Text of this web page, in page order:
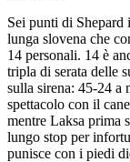
Sei punti di Shepard
lunga slovena che
14 personali. 14 è
tripla di serata delle
sulla sirena: 45-24 a
spettacolo con il
mentre Laksa prima
lungo stop per
punisce con i piedi